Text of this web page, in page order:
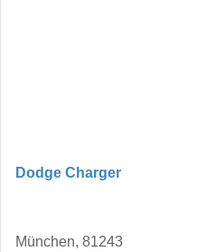
Dodge Charger
München, 81243